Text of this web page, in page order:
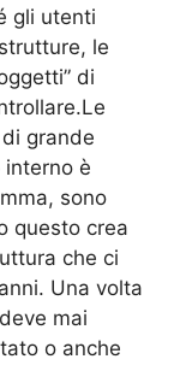
gli utenti
le
di
grande
interno è
sono
questo crea
che ci
Una volta
mai
o anche